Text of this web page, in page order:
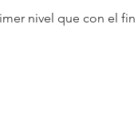
nivel que con el